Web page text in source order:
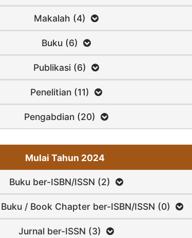
Makalah (4)
Buku (6)
Publikasi (6)
Penelitian (11)
Pengabdian (20)
Mulai Tahun 2024
Buku ber-ISBN/ISSN (2)
/ Book Chapter ber-ISBN/ISSN (0)
Jurnal ber-ISSN (3)